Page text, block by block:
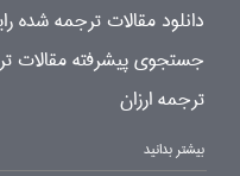
دانلود مقالات ترجمه شده
جستجوی پیشرفته مقالات
ترجمه ارزان
بیشتر بدانید